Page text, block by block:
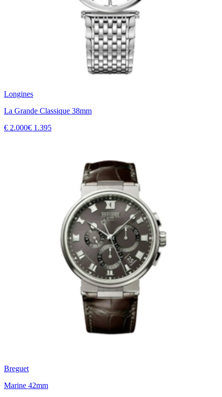
Longines
La Grande Classique 38mm
€ 2.000€ 1.395
Breguet
Marine 42mm